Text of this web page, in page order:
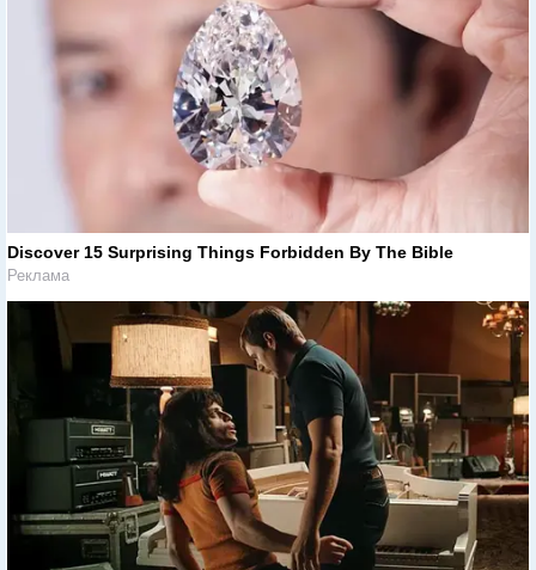
Discover 15 Surprising Things Forbidden By The Bible
Реклама